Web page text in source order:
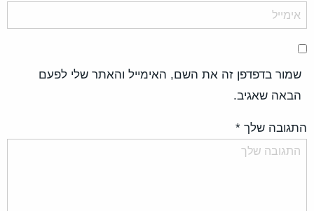
שמור בדפדפן זה את השם, האימייל והאתר שלי לפעם
הבאה שאגיב.
התגובה שלך *